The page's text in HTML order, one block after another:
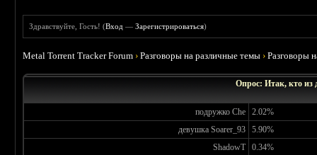
Здравствуйте, Гость! (Вход —Зарегистрироваться)
Metal Torrent Tracker Forum ›Разговоры на различные темы ›Разговоры
Опрос: Итак, кто из
подружко Che
2.02%
девушка Soarer_93
5.90%
ShadowT
0.34%